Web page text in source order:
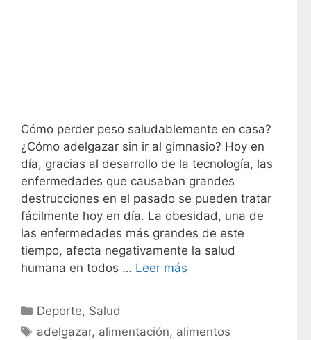
Cómo perder peso saludablemente en casa?
¿Cómo adelgazar sin ir al gimnasio? Hoy en
día, gracias al desarrollo de la tecnología, las
enfermedades que causaban grandes
destrucciones en el pasado se pueden tratar
fácilmente hoy en día. La obesidad, una de
las enfermedades más grandes de este
tiempo, afecta negativamente la salud
humana en todos … Leer más
C
a
Deporte, Salud
E
adelgazar, alimentación, alimentos